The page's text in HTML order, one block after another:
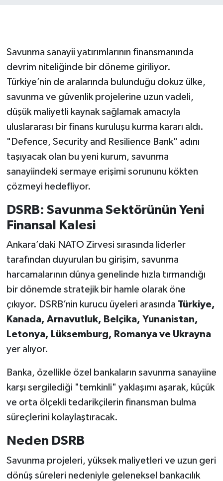
Savunma sanayii yatırımlarının finansmanında
devrim niteliğinde bir döneme giriliyor.
Türkiye’nin de aralarında bulunduğu dokuz ülke,
savunma ve güvenlik projelerine uzun vadeli,
düşük maliyetli kaynak sağlamak amacıyla
uluslararası bir finans kuruluşu kurma kararı aldı.
"Defence, Security and Resilience Bank" adını
taşıyacak olan bu yeni kurum, savunma
sanayiindeki sermaye erişimi sorununu kökten
çözmeyi hedefliyor.
DSRB: Savunma Sektörünün Yeni
Finansal Kalesi
Ankara’daki NATO Zirvesi sırasında liderler
tarafından duyurulan bu girişim, savunma
harcamalarının dünya genelinde hızla tırmandığı
bir dönemde stratejik bir hamle olarak öne
çıkıyor. DSRB’nin kurucu üyeleri arasında Türkiye,
Kanada, Arnavutluk, Belçika, Yunanistan,
Letonya, Lüksemburg, Romanya ve Ukrayna
yer alıyor.
Banka, özellikle özel bankaların savunma sanayiine
karşı sergilediği "temkinli" yaklaşımı aşarak, küçük
ve orta ölçekli tedarikçilerin finansman bulma
süreçlerini kolaylaştıracak.
Neden DSRB
Savunma projeleri, yüksek maliyetleri ve uzun geri
dönüş süreleri nedeniyle geleneksel bankacılık